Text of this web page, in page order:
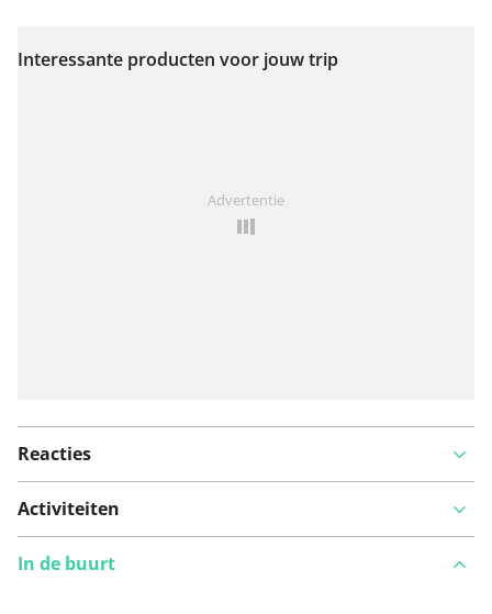
Bekijk op kaart
Interessante producten voor jouw trip
Advertentie
Reacties
Activiteiten
In de buurt